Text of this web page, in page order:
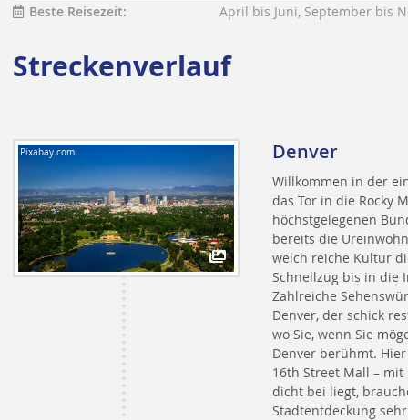
Beste Reisezeit:
April bis Juni, September bis
Streckenverlauf
Pixabay.com Denver
Willkommen in der
das Tor in die Rocky
höchstgelegenen
bereits die
welch reiche Kultur
Schnellzug bis in die
Zahlreiche
Denver, der schick
wo Sie, wenn Sie
Denver berühmt.
16th Street Mall –
dicht bei liegt,
Stadtentdeckung